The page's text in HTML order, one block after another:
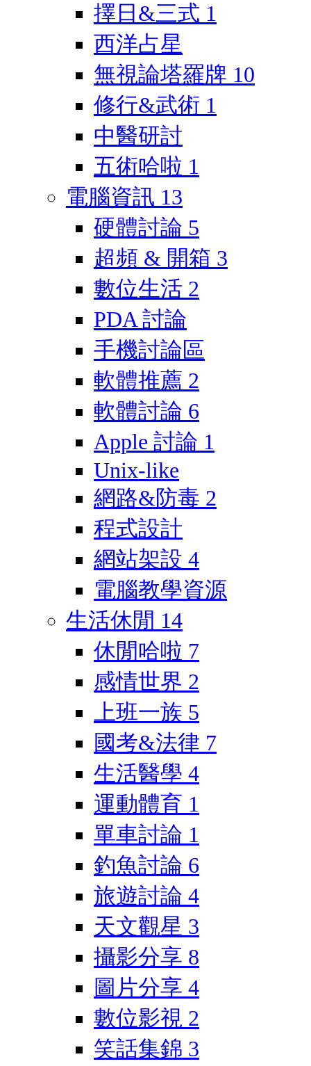
擇日&三式 1
西洋占星
無視論塔羅牌 10
修行&武術 1
中醫研討
五術哈啦 1
電腦資訊 13
硬體討論 5
超頻 & 開箱 3
數位生活 2
PDA 討論
手機討論區
軟體推薦 2
軟體討論 6
Apple 討論 1
Unix-like
網路&防毒 2
程式設計
網站架設 4
電腦教學資源
生活休閒 14
休閒哈啦 7
感情世界 2
上班一族 5
國考&法律 7
生活醫學 4
運動體育 1
單車討論 1
釣魚討論 6
旅遊討論 4
天文觀星 3
攝影分享 8
圖片分享 4
數位影視 2
笑話集錦 3